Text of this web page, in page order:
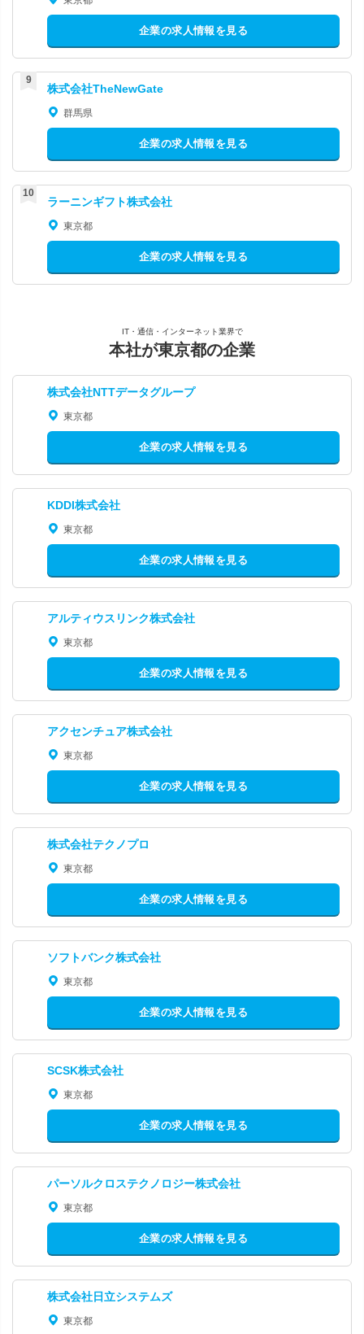
企業の求人情報を見る
株式会社TheNewGate
群馬県
企業の求人情報を見る
ラーニンギフト株式会社
東京都
企業の求人情報を見る
IT・通信・インターネット業界で
本社が東京都の企業
株式会社NTTデータグループ
東京都
企業の求人情報を見る
KDDI株式会社
東京都
企業の求人情報を見る
アルティウスリンク株式会社
東京都
企業の求人情報を見る
アクセンチュア株式会社
東京都
企業の求人情報を見る
株式会社テクノプロ
東京都
企業の求人情報を見る
ソフトバンク株式会社
東京都
企業の求人情報を見る
SCSK株式会社
東京都
企業の求人情報を見る
パーソルクロステクノロジー株式会社
東京都
企業の求人情報を見る
株式会社日立システムズ
東京都